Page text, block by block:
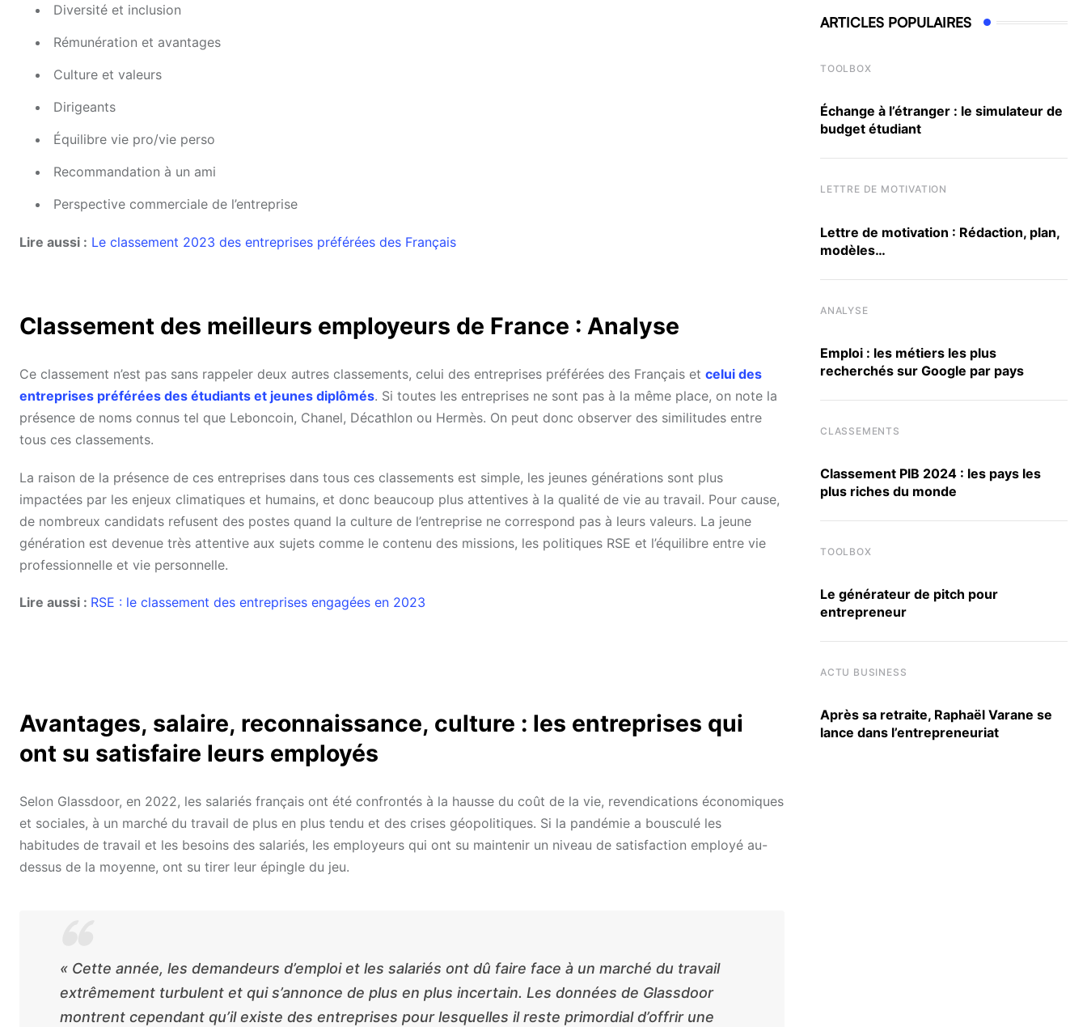
Diversité et inclusion
Rémunération et avantages
Culture et valeurs
Dirigeants
Équilibre vie pro/vie perso
Recommandation à un ami
Perspective commerciale de l’entreprise
Lire aussi : Le classement 2023 des entreprises préférées des Français
Classement des meilleurs employeurs de France : Analyse
Ce classement n’est pas sans rappeler deux autres classements, celui des entreprises préférées des Français et celui des
entreprises préférées des étudiants et jeunes diplômés. Si toutes les entreprises ne sont pas à la même place, on note la
présence de noms connus tel que Leboncoin, Chanel, Décathlon ou Hermès. On peut donc observer des similitudes entre
tous ces classements.
La raison de la présence de ces entreprises dans tous ces classements est simple, les jeunes générations sont plus
impactées par les enjeux climatiques et humains, et donc beaucoup plus attentives à la qualité de vie au travail. Pour cause,
de nombreux candidats refusent des postes quand la culture de l’entreprise ne correspond pas à leurs valeurs. La jeune
génération est devenue très attentive aux sujets comme le contenu des missions, les politiques RSE et l’équilibre entre vie
professionnelle et vie personnelle.
Lire aussi : RSE : le classement des entreprises engagées en 2023
Avantages, salaire, reconnaissance, culture : les entreprises qui
ont su satisfaire leurs employés
Selon Glassdoor, en 2022, les salariés français ont été confrontés à la hausse du coût de la vie, revendications économiques
et sociales, à un marché du travail de plus en plus tendu et des crises géopolitiques. Si la pandémie a bousculé les
habitudes de travail et les besoins des salariés, les employeurs qui ont su maintenir un niveau de satisfaction employé au-
dessus de la moyenne, ont su tirer leur épingle du jeu.
« Cette année, les demandeurs d’emploi et les salariés ont dû faire face à un marché du travail
extrêmement turbulent et qui s’annonce de plus en plus incertain. Les données de Glassdoor
montrent cependant qu’il existe des entreprises pour lesquelles il reste primordial d’offrir une
ARTICLES POPULAIRES
TOOLBOX
Échange à l’étranger : le simulateur de
budget étudiant
LETTRE DE MOTIVATION
Lettre de motivation : Rédaction, plan,
modèles…
ANALYSE
Emploi : les métiers les plus
recherchés sur Google par pays
CLASSEMENTS
Classement PIB 2024 : les pays les
plus riches du monde
TOOLBOX
Le générateur de pitch pour
entrepreneur
ACTU BUSINESS
Après sa retraite, Raphaël Varane se
lance dans l’entrepreneuriat